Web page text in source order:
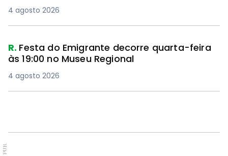
4 agosto 2026
R. Festa do Emigrante decorre quarta-feira
às 19:00 no Museu Regional
4 agosto 2026
PUB.